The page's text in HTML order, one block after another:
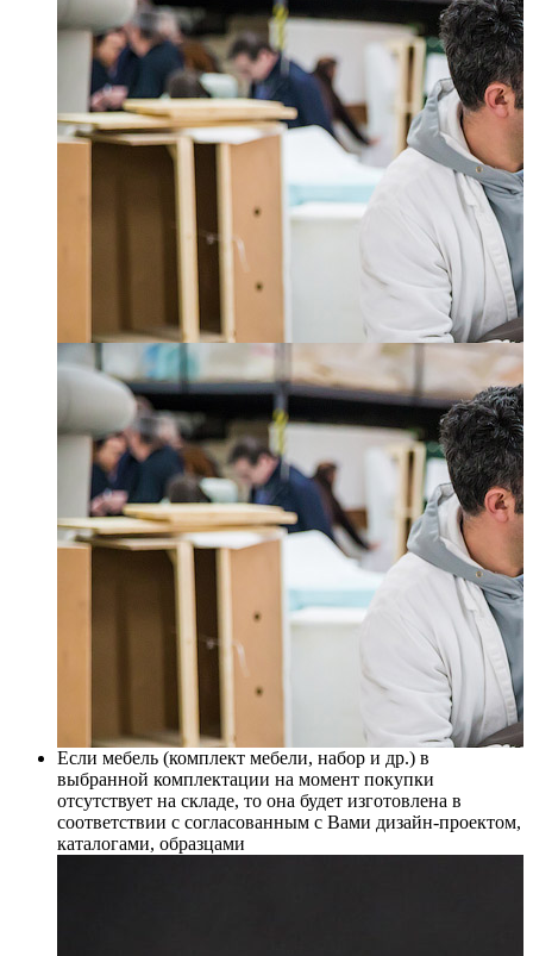
Если мебель (комплект мебели, набор и др.) в
выбранной комплектации на момент покупки
отсутствует на складе, то она будет изготовлена в
соответствии с согласованным с Вами дизайн-проектом,
каталогами, образцами